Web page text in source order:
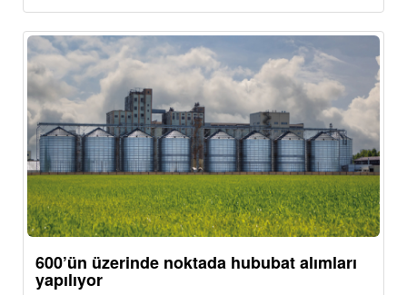
600’ün üzerinde noktada hububat alımları
yapılıyor